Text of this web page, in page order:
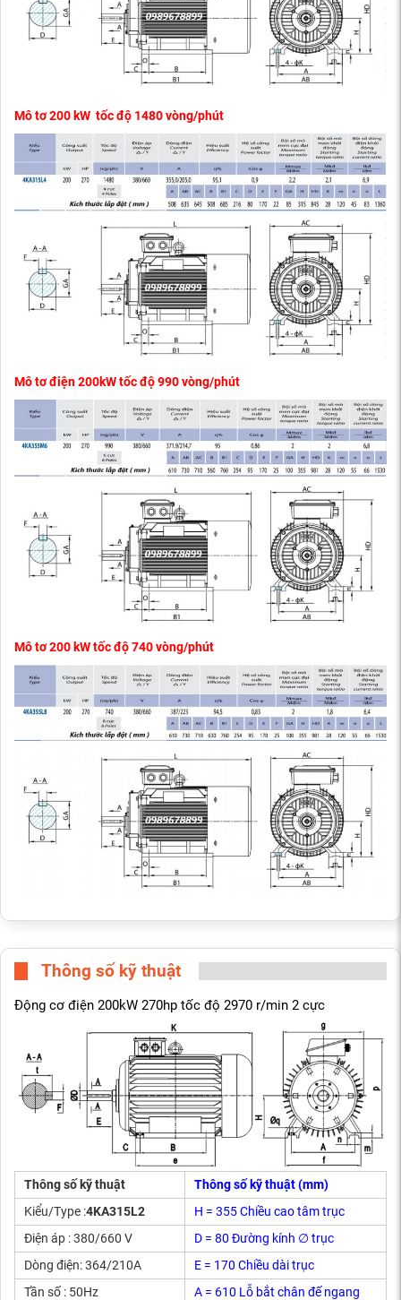
Mô tơ 200 kW tốc độ 1480 vòng/phút
Mô tơ điện 200kW tốc độ 990 vòng/phút
Mô tơ 200 kW tốc độ 740 vòng/phút
Thông số kỹ thuật
Động cơ điện 200kW 270hp tốc độ 2970 r/min 2 cực
Thông số kỹ thuật
Thông số kỹ thuật (mm)
Kiểu/Type :4KA315L2
H = 355 Chiều cao tâm trục
Điện áp : 380/660 V
D = 80 Đường kính ∅ trục
Dòng điện: 364/210A
E = 170 Chiều dài trục
Tần số : 50Hz
A = 610 Lỗ bắt chân đế ngang